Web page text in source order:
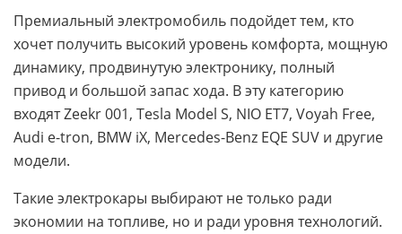
Премиальный электромобиль подойдет тем, кто
хочет получить высокий уровень комфорта, мощную
динамику, продвинутую электронику, полный
привод и большой запас хода. В эту категорию
входят Zeekr 001, Tesla Model S, NIO ET7, Voyah Free,
Audi e-tron, BMW iX, Mercedes-Benz EQE SUV и другие
модели.
Такие электрокары выбирают не только ради
экономии на топливе, но и ради уровня технологий.